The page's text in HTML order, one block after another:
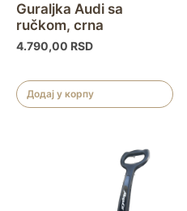
Guraljka Audi sa
ručkom, crna
4.790,00 RSD
Додај у корпу